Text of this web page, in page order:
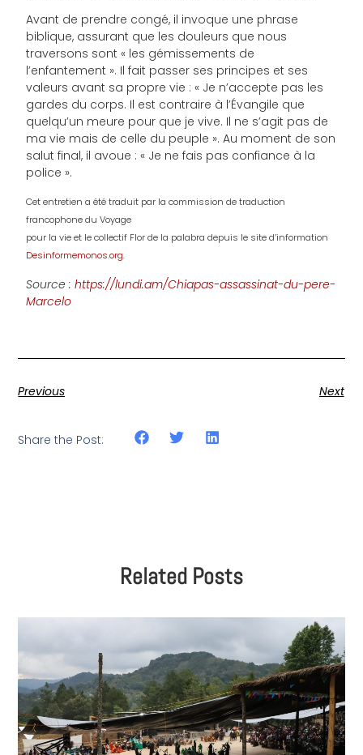
Avant de prendre congé, il invoque une phrase
biblique, assurant que les douleurs que nous
traversons sont « les gémissements de
l’enfantement ». Il fait passer ses principes et ses
valeurs avant sa propre vie : « Je n’accepte pas les
gardes du corps. Il est contraire à l’Évangile que
quelqu’un meure pour que je vive. Il ne s’agit pas de
ma vie mais de celle du peuple ». Au moment de son
salut final, il avoue : « Je ne fais pas confiance à la
police ».
Cet entretien a été traduit par la commission de traduction
francophone du Voyage
pour la vie et le collectif Flor de la palabra depuis le site d’information
Desinformemonos.org.
Source : https://lundi.am/Chiapas-assassinat-du-pere-
Marcelo
Previous Next
Share the Post:
Related Posts